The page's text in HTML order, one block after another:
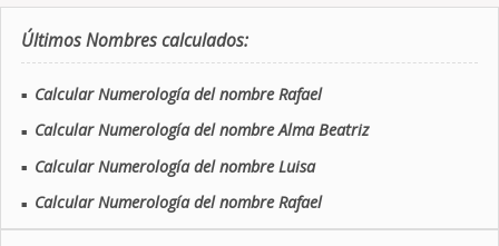
Últimos Nombres calculados:
■ Calcular Numerología del nombre Rafael
■ Calcular Numerología del nombre Alma Beatriz
■ Calcular Numerología del nombre Luisa
■ Calcular Numerología del nombre Rafael